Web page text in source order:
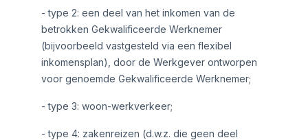
- type 2: een deel van het inkomen van de
betrokken Gekwalificeerde Werknemer
(bijvoorbeeld vastgesteld via een flexibel
inkomensplan), door de Werkgever ontworpen
voor genoemde Gekwalificeerde Werknemer;
- type 3: woon-werkverkeer;
- type 4: zakenreizen (d.w.z. die geen deel